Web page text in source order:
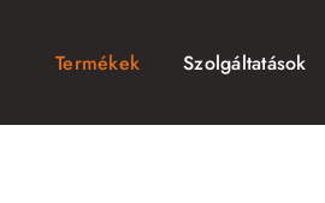
Termékek
Szolgáltatások